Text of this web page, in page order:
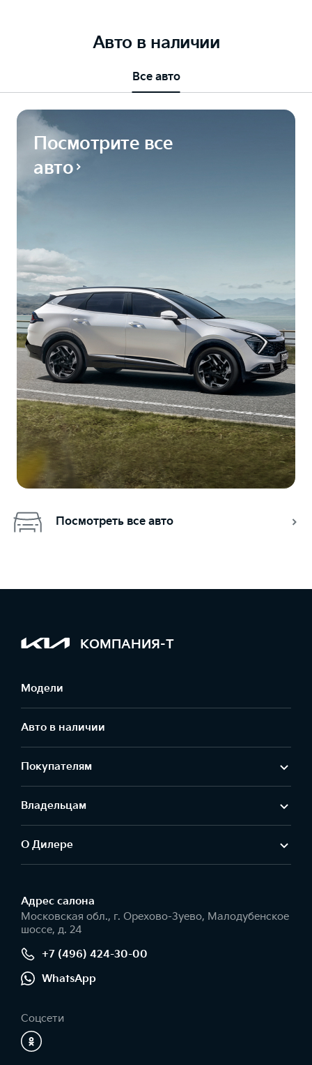
Авто в наличии
Все авто
Посмотрите все
авто
Посмотреть все авто
КОМПАНИЯ-Т
Модели
Авто в наличии
Покупателям
Владельцам
О Дилере
Адрес салонa
Московская обл., г. Орехово-Зуево, Малодубенское
шоссе, д. 24
+7 (496) 424-30-00
WhatsApp
Соцсети